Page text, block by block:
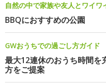
自然の中で家族や友人とワイワ
BBQにおすすめの公園
GWおうちでの過ごし方ガイド
最大12連休のおうち時間を
方をご提案